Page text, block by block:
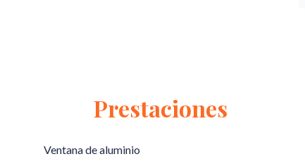
Prestaciones
Ventana de aluminio